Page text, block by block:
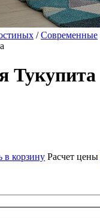
/Современные
Тукупита
в корзину Расчет цены